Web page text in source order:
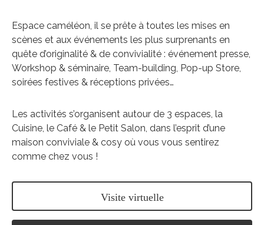
Espace caméléon, il se prête à toutes les mises en
scènes et aux événements les plus surprenants en
quête d’originalité & de convivialité : événement presse,
Workshop & séminaire, Team-building, Pop-up Store,
soirées festives & réceptions privées…
Les activités s’organisent autour de 3 espaces, la
Cuisine, le Café & le Petit Salon, dans l’esprit d’une
maison conviviale & cosy où vous vous sentirez
comme chez vous !
Visite virtuelle